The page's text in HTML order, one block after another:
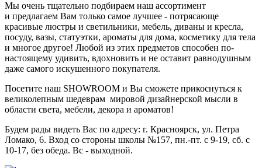
Мы очень тщательно подбираем наш ассортимент
и предлагаем Вам только самое лучшее - потрясающе
красивые люстры и светильники, мебель, диваны и кресла,
посуду, вазы, статуэтки, ароматы для дома, косметику для тела
и многое другое! Любой из этих предметов способен по-
настоящему удивить, вдохновить и не оставит равнодушным
даже самого искушенного покупателя.
Посетите наш SHOWROOM и Вы сможете прикоснуться к
великолепным шедеврам мировой дизайнерской мысли в
области света, мебели, декора и ароматов!
Будем рады видеть Вас по адресу: г. Красноярск, ул. Петра
Ломако, 6. Вход со стороны школы №157, пн.-пт. с 9-19, сб. с
10-17, без обеда. Вс - выходной.